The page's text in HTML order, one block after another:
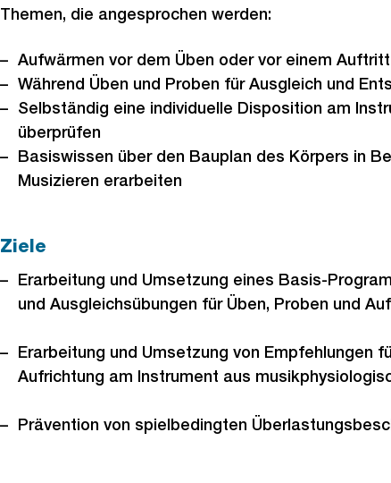
Themen, die angesprochen werden:
Aufwärmen vor dem Üben oder vor einem Auftritt
Während Üben und Proben für Ausgleich und
Selbständig eine individuelle Disposition am
überprüfen
Basiswissen über den Bauplan des Körpers in
Musizieren erarbeiten
Ziele
Erarbeitung und Umsetzung eines Basis-
und Ausgleichsübungen für Üben, Proben und
Erarbeitung und Umsetzung von Empfehlungen
Aufrichtung am Instrument aus
Prävention von spielbedingten